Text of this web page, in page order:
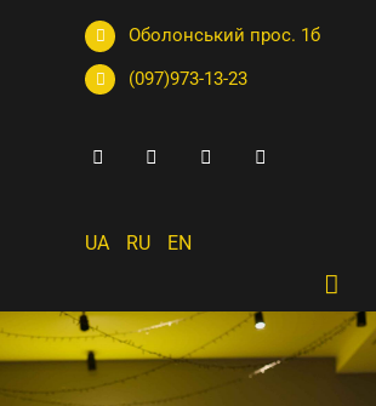
Оболонський прос. 1б
(097)973-13-23
UA RU EN